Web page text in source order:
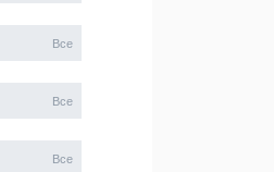
Все
Все
Все